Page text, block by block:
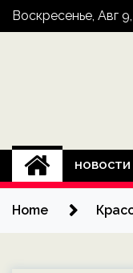
SkipВоскресенье, Авг
НОВОСТИ
Home